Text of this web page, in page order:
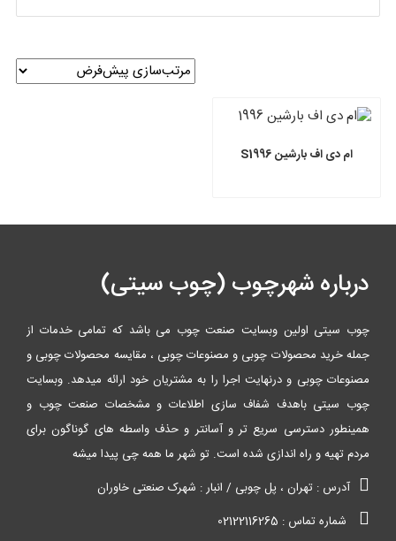
ام دی اف بارشین S1996
درباره شهرچوب (چوب سیتی)
چوب سیتی اولین وبسایت صنعت چوب می باشد که تمامی خدمات از
جمله خرید محصولات چوبی و مصنوعات چوبی ، مقایسه محصولات چوبی و
مصنوعات چوبی و درنهایت اجرا را به مشتریان خود ارائه میدهد. وبسایت
چوب سیتی باهدف شفاف سازی اطلاعات و مشخصات صنعت چوب و
همینطور دسترسی سریع تر و آسانتر و حذف واسطه های گوناگون برای
مردم تهیه و راه اندازی شده است. تو شهر ما همه چی پیدا میشه
آدرس : تهران ، پل چوبی / انبار : شهرک صنعتی خاوران
شماره تماس : 02122116265